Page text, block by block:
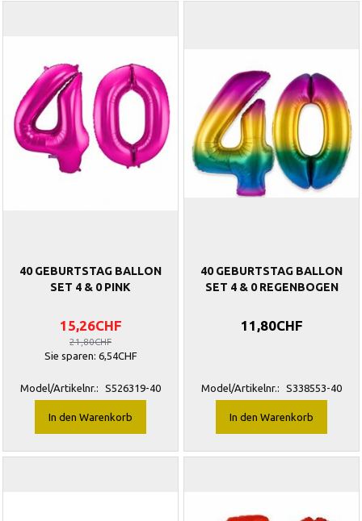
40 GEBURTSTAG BALLON
SET 4 & 0 PINK
15,26CHF
21,80CHF
Sie sparen: 6,54CHF
Model/Artikelnr.: S526319-40
In den Warenkorb
40 GEBURTSTAG BALLON
SET 4 & 0 REGENBOGEN
11,80CHF
Model/Artikelnr.: S338553-40
In den Warenkorb